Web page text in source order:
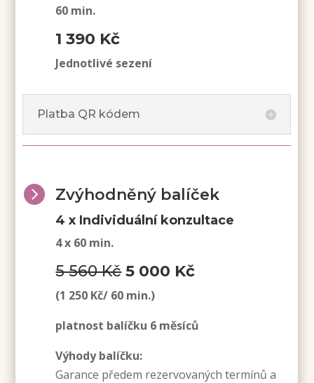
60 min.
1 390 Kč
Jednotlivé sezení
Platba QR kódem
 Zvýhodněný balíček
4 x Individuální konzultace
4 x 60 min.
5 560 Kč5 000 Kč
(1 250 Kč/ 60 min.)
platnost balíčku 6 měsíců
Výhody balíčku:
Garance předem rezervovaných termínů a